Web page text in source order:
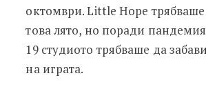
октомври. Little Hope трябваше
това лято, но поради
19 студиото трябваше да
на играта.